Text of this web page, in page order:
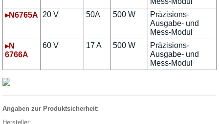
▸N6765A
20 V 50A 500 W
Präzisions-
Ausgabe- und
Mess-Modul
▸N
6766A
60 V 17 A 500 W
Präzisions-
Ausgabe- und
Mess-Modul
Angaben zur Produktsicherheit:
Hersteller: